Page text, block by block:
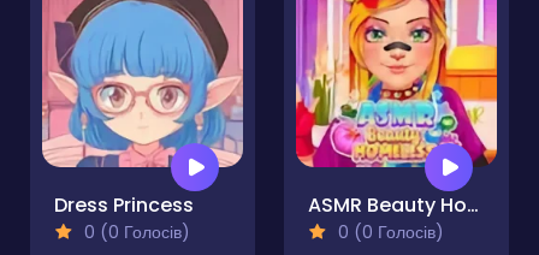
Dress Princess
0 (0 Голосів)
ASMR Beauty Homeless
0 (0 Голосів)